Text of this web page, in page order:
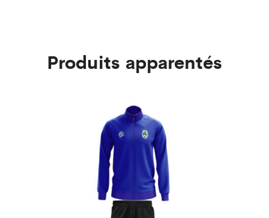
Produits apparentés